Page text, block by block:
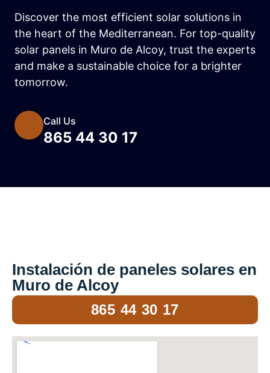
Discover the most efficient solar solutions in
the heart of the Mediterranean. For top-quality
solar panels in Muro de Alcoy, trust the experts
and make a sustainable choice for a brighter
tomorrow.
Call Us
865 44 30 17
Instalación de paneles solares en
Muro de Alcoy
865 44 30 17